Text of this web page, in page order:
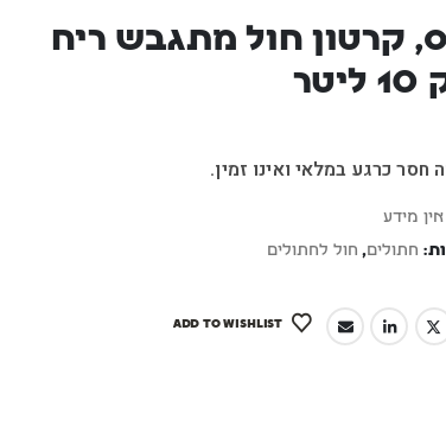
קרטון חול מתגבש ריח
חסר כרגע במלאי ואינו זמין.
אין מידע
חתולים, חול לחתולים
ADD TO WISHLIST